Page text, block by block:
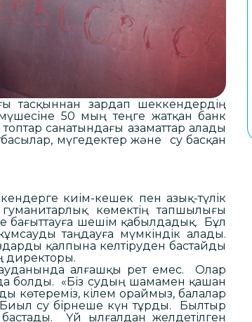
тасқыннан зардап шеккендердің
50 мың теңге жатқан банк
санатындағы азаматтар алады
мүгедектер және су басқан
киім-кешек пен азық-түлік
көмектің тапшылығы
бағыттауға шешім қабылдадық. Бұл
таңдауға мүмкіндік алады.
қалпына келтіруден бастайды
директоры.
алғашқы рет емес. Олар
болды. «Біз судың шамамен қашан
көтереміз, кілем ораймыз, балалар
Биыл су бірнеше күн тұрды. Былтыр
Үй ылғалдан желдетілген